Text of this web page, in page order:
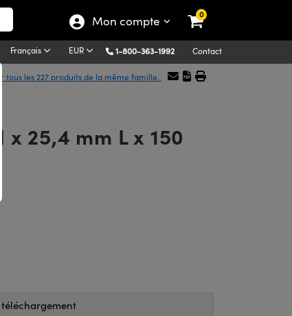
Mon compte 0
Français EUR 1-800-363-1992 Contact
tous les 227 produits de la même famille.
25,4 mm L x 150
téléchargement